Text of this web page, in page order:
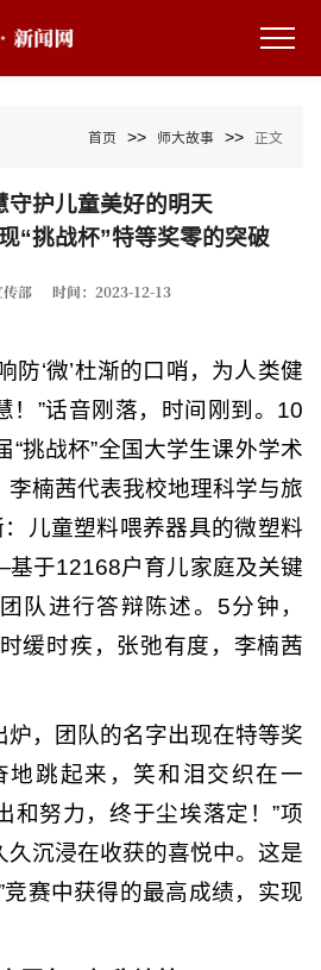
首页 >> 师大故事 >> 正文
守护儿童美好的明天
挑战杯”特等奖零的突破
传部 时间：2023-12-13
防‘微’杜渐的口哨，为人类健
！”话音刚落，时间刚到。10
“挑战杯”全国大学生课外学术
李楠茜代表我校地理科学与旅
：儿童塑料喂养器具的微塑料
于12168户育儿家庭及关键
队进行答辩陈述。5分钟，
缓时疾，张弛有度，李楠茜
炉，团队的名字出现在特等奖
地跳起来，笑和泪交织在一
和努力，终于尘埃落定！”项
久沉浸在收获的喜悦中。这是
竞赛中获得的最高成绩，实现